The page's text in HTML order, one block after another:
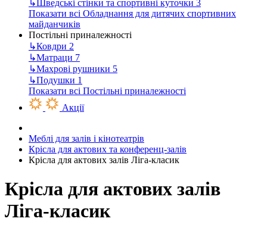
↳Шведські стінки та спортивні куточки 3
Показати всі Обладнання для дитячих спортивних
майданчиків
Постільні приналежності
↳Ковдри 2
↳Матраци 7
↳Махрові рушники 5
↳Подушки 1
Показати всі Постільні приналежності
Акції
Меблі для залів і кінотеатрів
Крісла для актових та конференц-залів
Крісла для актових залів Ліга-класик
Крісла для актових залів
Ліга-класик